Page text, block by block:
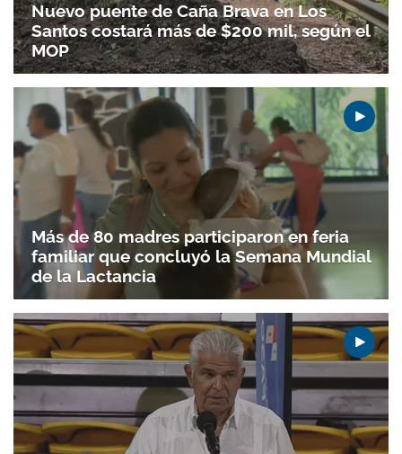
Nuevo puente de Caña Brava en Los
Santos costará más de $200 mil, según el
MOP
Más de 80 madres participaron en feria
familiar que concluyó la Semana Mundial
de la Lactancia